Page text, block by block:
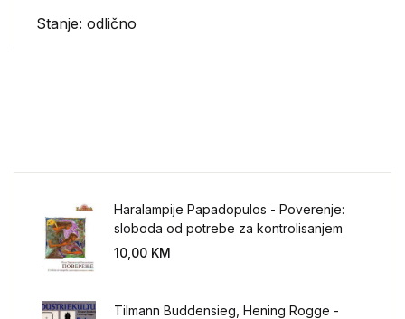
Stanje: odlično
Haralampije Papadopulos - Poverenje:
sloboda od potrebe za kontrolisanjem
sveta
10,00 KM
Tilmann Buddensieg, Hening Rogge -